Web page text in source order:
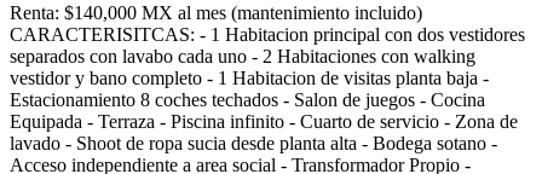
Renta: $140,000 MX al mes (mantenimiento incluido)
CARACTERISITCAS: - 1 Habitacion principal con dos vestidores
separados con lavabo cada uno - 2 Habitaciones con walking
vestidor y bano completo - 1 Habitacion de visitas planta baja -
Estacionamiento 8 coches techados - Salon de juegos - Cocina
Equipada - Terraza - Piscina infinito - Cuarto de servicio - Zona de
lavado - Shoot de ropa sucia desde planta alta - Bodega sotano -
Acceso independiente a area social - Transformador Propio -